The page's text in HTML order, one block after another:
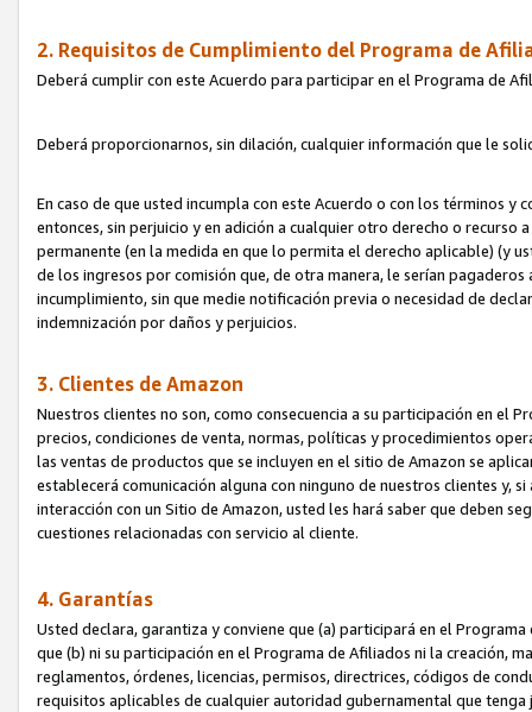
2. Requisitos de Cumplimiento del Programa de
Deberá cumplir con este Acuerdo para participar en el Programa de
Deberá proporcionarnos, sin dilación, cualquier información que le
En caso de que usted incumpla con este Acuerdo o con los términos
entonces, sin perjuicio y en adición a cualquier otro derecho o
permanente (en la medida en que lo permita el derecho aplicable) (y
de los ingresos por comisión que, de otra manera, le serían
incumplimiento, sin que medie notificación previa o necesidad de
indemnización por daños y perjuicios.
3. Clientes de Amazon
Nuestros clientes no son, como consecuencia a su participación en el
precios, condiciones de venta, normas, políticas y procedimientos
las ventas de productos que se incluyen en el sitio de Amazon se
establecerá comunicación alguna con ninguno de nuestros clientes y,
interacción con un Sitio de Amazon, usted les hará saber que deben
cuestiones relacionadas con servicio al cliente.
4. Garantías
Usted declara, garantiza y conviene que (a) participará en el
que (b) ni su participación en el Programa de Afiliados ni la creación,
reglamentos, órdenes, licencias, permisos, directrices, códigos de
requisitos aplicables de cualquier autoridad gubernamental que